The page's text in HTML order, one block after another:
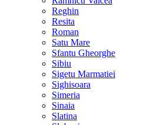
Reghin
Resita
Roman
Satu Mare
Sfantu Gheorghe
Sibiu
Sigetu Marmatiei
Sighisoara
Simeria
Sinaia
Slatina